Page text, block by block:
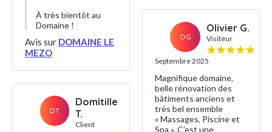
À très bientôt au
Domaine !
Avis sur DOMAINE LE
MEZO
DT
Domitille
T.
Client
OG
Olivier G.
Visiteur
Septembre 2025
Magnifique domaine,
belle rénovation des
bâtiments anciens et
très bel ensemble
« Massages, Piscine et
Spa ». C’est une